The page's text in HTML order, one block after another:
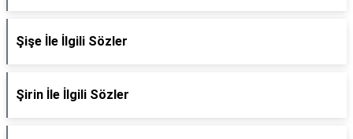
Şişe İle İlgili Sözler
Şirin İle İlgili Sözler